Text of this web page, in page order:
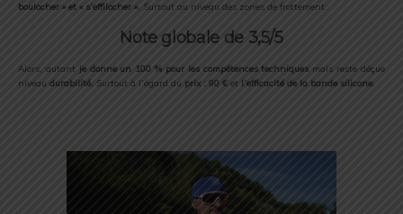
boulocher » et « s’effilocher ». Surtout au niveau des zones de frottement.
Note globale de 3,5/5
Alors, autant je donne un 100 % pour les compétences techniques mais reste déçue
niveau durabilité. Surtout à l’égard du prix : 90 € et l’efficacité de la bande silicone.